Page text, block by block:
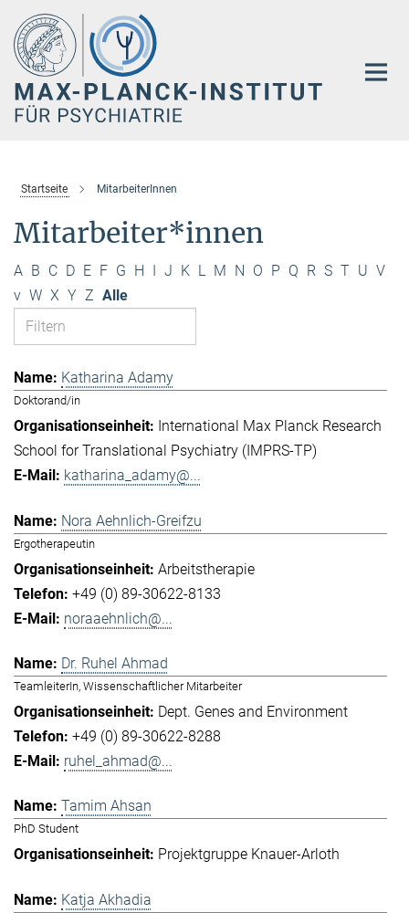
Hauptinhalt
Startseite MitarbeiterInnen
Mitarbeiter*innen
A B C D E F G H I J K L M N O P Q R S T U V
v W X Y Z Alle
Katharina Adamy
Doktorand/in
International Max Planck Research
School for Translational Psychiatry (IMPRS-TP)
katharina_adamy@...
Nora Aehnlich-Greifzu
Ergotherapeutin
Arbeitstherapie
+49 (0) 89-30622-8133
noraaehnlich@...
Dr. Ruhel Ahmad
TeamleiterIn, Wissenschaftlicher Mitarbeiter
Dept. Genes and Environment
+49 (0) 89-30622-8288
ruhel_ahmad@...
Tamim Ahsan
PhD Student
Projektgruppe Knauer-Arloth
Katja Akhadia